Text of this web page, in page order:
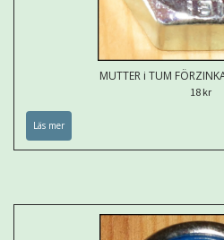
MUTTER i TUM
18 kr
Läs mer